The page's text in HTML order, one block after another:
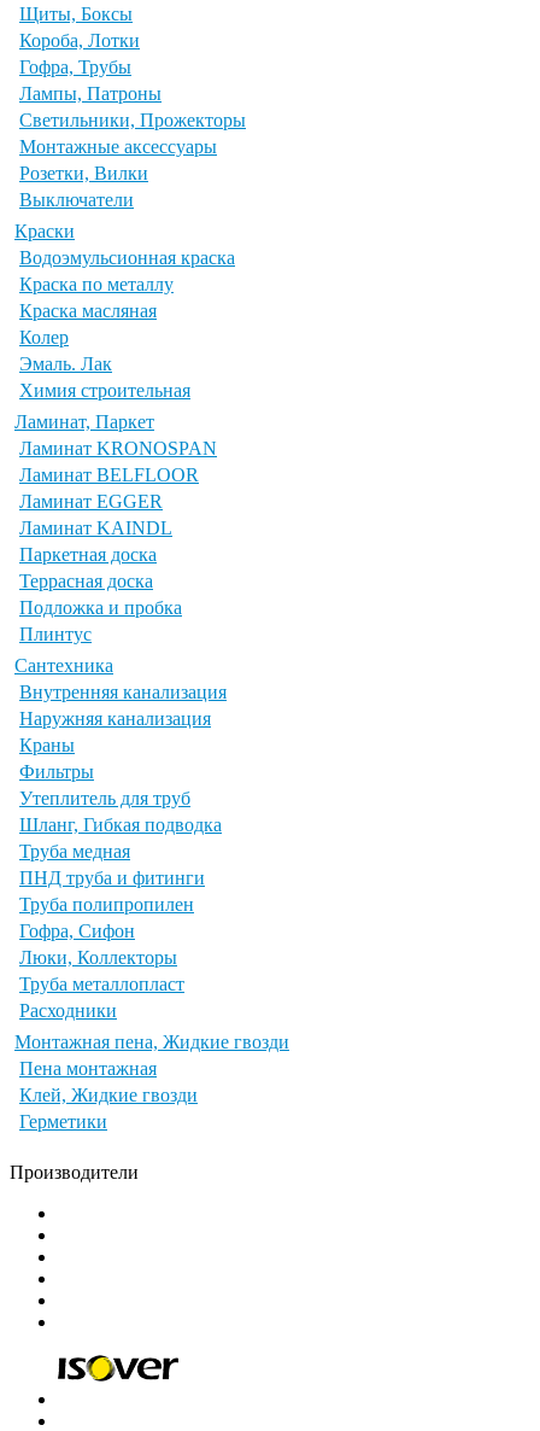
Щиты, Боксы
Короба, Лотки
Гофра, Трубы
Лампы, Патроны
Светильники, Прожекторы
Монтажные аксессуары
Розетки, Вилки
Выключатели
Краски
Водоэмульсионная краска
Краска по металлу
Краска масляная
Колер
Эмаль. Лак
Химия строительная
Ламинат, Паркет
Ламинат KRONOSPAN
Ламинат BELFLOOR
Ламинат EGGER
Ламинат KAINDL
Паркетная доска
Террасная доска
Подложка и пробка
Плинтус
Сантехника
Внутренняя канализация
Наружняя канализация
Краны
Фильтры
Утеплитель для труб
Шланг, Гибкая подводка
Труба медная
ПНД труба и фитинги
Труба полипропилен
Гофра, Сифон
Люки, Коллекторы
Труба металлопласт
Расходники
Монтажная пена, Жидкие гвозди
Пена монтажная
Клей, Жидкие гвозди
Герметики
Производители